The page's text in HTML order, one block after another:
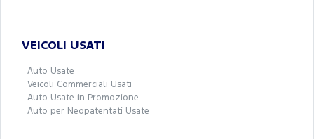
VEICOLI USATI
Auto Usate
Veicoli Commerciali Usati
Auto Usate in Promozione
Auto per Neopatentati Usate